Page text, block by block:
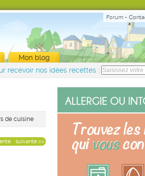
Forum -
Mon blog
recevoir nos idées recettes :
de cuisine
suivante >>